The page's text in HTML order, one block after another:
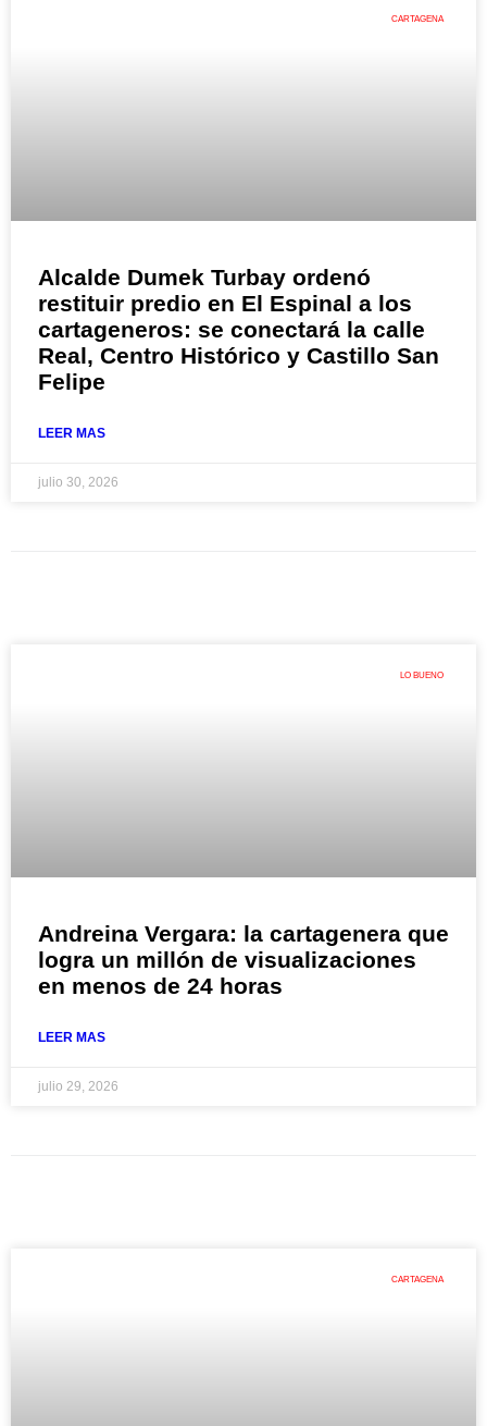
CARTAGENA
Alcalde Dumek Turbay ordenó
restituir predio en El Espinal a los
cartageneros: se conectará la calle
Real, Centro Histórico y Castillo San
Felipe
LEER MAS
julio 30, 2026
LO BUENO
Andreina Vergara: la cartagenera que
logra un millón de visualizaciones
en menos de 24 horas
LEER MAS
julio 29, 2026
CARTAGENA